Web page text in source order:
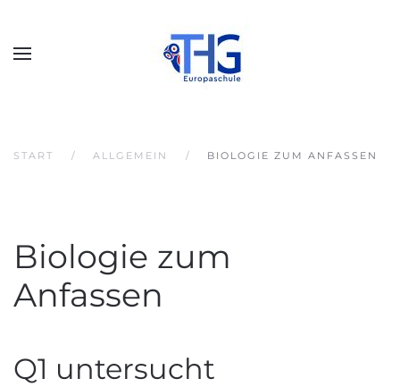
START ALLGEMEIN BIOLOGIE ZUM ANFASSEN
Biologie zum
Anfassen
Q1 untersucht